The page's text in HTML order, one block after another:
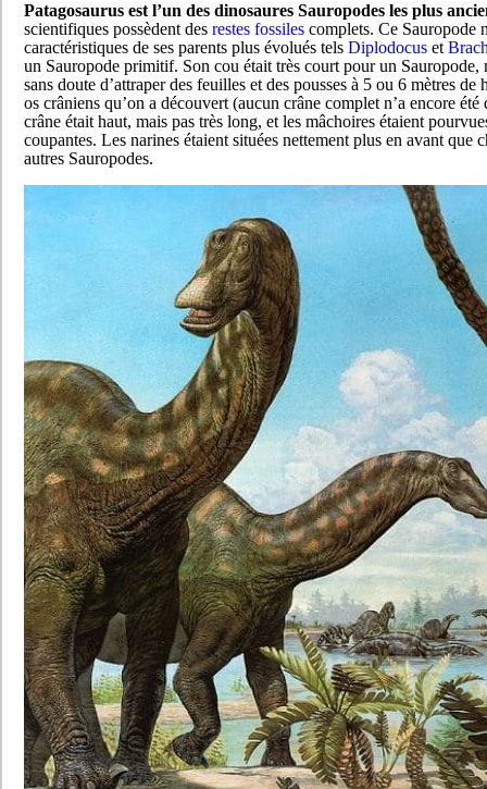
Patagosaurus est l’un des dinosaures Sauropodes les plus
scientifiques possèdent des restes fossiles complets. Ce Sauropode
caractéristiques de ses parents plus évolués tels Diplodocus et
un Sauropode primitif. Son cou était très court pour un Sauropode,
sans doute d’attraper des feuilles et des pousses à 5 ou 6 mètres de
os crâniens qu’on a découvert (aucun crâne complet n’a encore été
crâne était haut, mais pas très long, et les mâchoires étaient
coupantes. Les narines étaient situées nettement plus en avant que
autres Sauropodes.